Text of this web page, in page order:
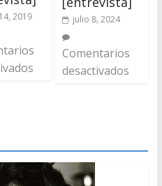
2019 julio 8, 2024
Comentarios
desactivados